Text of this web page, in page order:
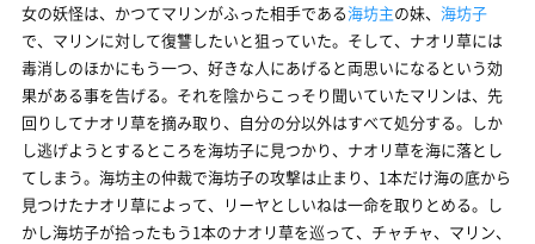
女の妖怪は、かつてマリンがふった相手である海坊主の妹、 海坊子
で、マリンに対して復讐したいと狙っていた。そして、ナオリ草には
毒消しのほかにもう一つ、好きな人にあげると両思いになるという効
果がある事を告げる。それを陰からこっそり聞いていたマリンは、先
回りしてナオリ草を摘み取り、自分の分以外はすべて処分する。しか
し逃げようとするところを海坊子に見つかり、ナオリ草を海に落とし
てしまう。海坊主の仲裁で海坊子の攻撃は止まり、1本だけ海の底から
見つけたナオリ草によって、リーヤとしいねは一命を取りとめる。し
かし海坊子が拾ったもう1本のナオリ草を巡って、チャチャ、マリン、